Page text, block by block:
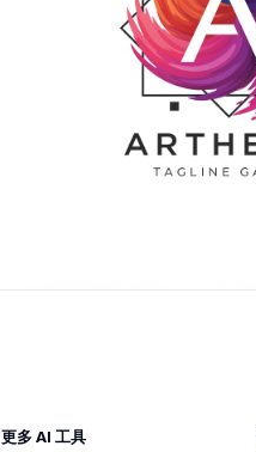
更多 AI 工具